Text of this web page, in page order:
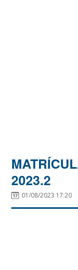
2023.2
01/08/2023 17:20